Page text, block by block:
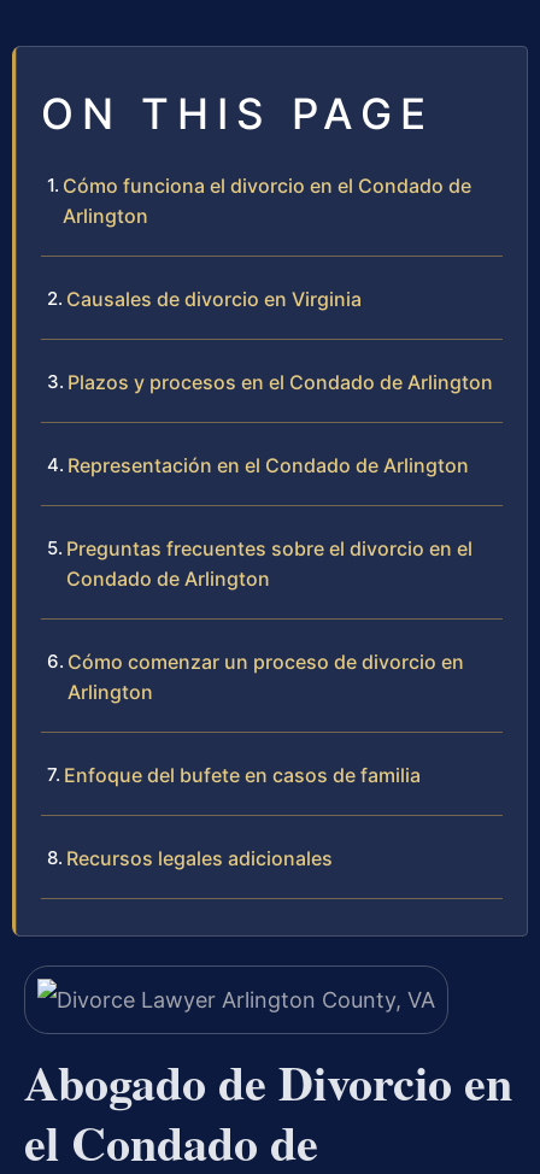
ON THIS PAGE
Cómo funciona el divorcio en el Condado de
Arlington
Causales de divorcio en Virginia
Plazos y procesos en el Condado de Arlington
Representación en el Condado de Arlington
Preguntas frecuentes sobre el divorcio en el
Condado de Arlington
Cómo comenzar un proceso de divorcio en
Arlington
Enfoque del bufete en casos de familia
Recursos legales adicionales
Abogado de Divorcio en
el Condado de